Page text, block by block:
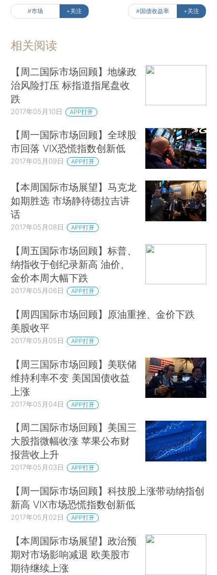
#市场 +关注 #国债收益率 +关注
相关阅读
【周二国际市场回顾】地缘政
治风险打压 标指道指尾盘收
跌
2017年05月10日 APP打开
【周一国际市场回顾】全球股
市回落 VIX恐慌指数创新低
2017年05月09日 APP打开
【本周国际市场展望】马克龙
如期胜选 市场静待德拉吉讲
话
2017年05月08日 APP打开
【周五国际市场回顾】标普、
纳指收于创纪录新高 油价、
金价本周大幅下跌
2017年05月06日 APP打开
【周四国际市场回顾】原油重挫、金价下跌
美股收平
2017年05月05日 APP打开
【周三国际市场回顾】美联储
维持利率不变 美国国债收益
上涨
2017年05月04日 APP打开
【周二国际市场回顾】美国三
大股指微幅收涨 苹果公布财
报营收上升
2017年05月03日 APP打开
【周一国际市场回顾】科技股上涨带动纳指创
新高 VIX市场恐慌指数创新低
2017年05月02日 APP打开
【本周国际市场展望】政治预
期对市场影响减退 欧美股市
期待继续上涨